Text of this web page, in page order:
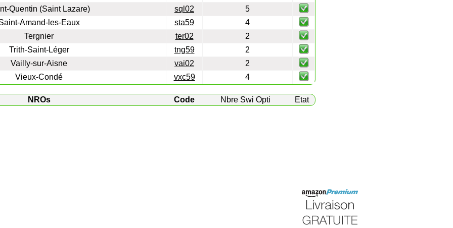
Quentin (Saint Lazare)
sql02
5
Amand-les-Eaux
sta59
4
Tergnier
ter02
2
Trith-Saint-Léger
tng59
2
Vailly-sur-Aisne
vai02
2
Vieux-Condé
vxc59 4
NROs Code Nbre Swi Opti Etat